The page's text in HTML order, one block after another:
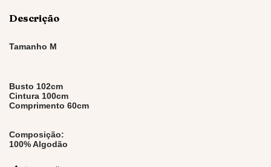
Descrição
Tamanho M
Busto 102cm
Cintura 100cm
Comprimento 60cm
Composição:
100% Algodão